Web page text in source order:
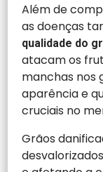
Além de
as doenças
qualidade do
atacam os
manchas nos
aparência e
cruciais no
Grãos